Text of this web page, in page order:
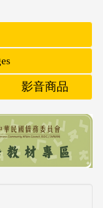
影音商品